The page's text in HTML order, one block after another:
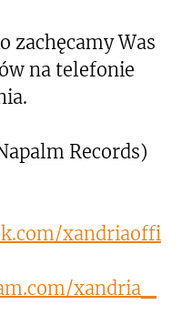
zachęcamy Was
na telefonie
Records)
xandriaoffi
xandria_